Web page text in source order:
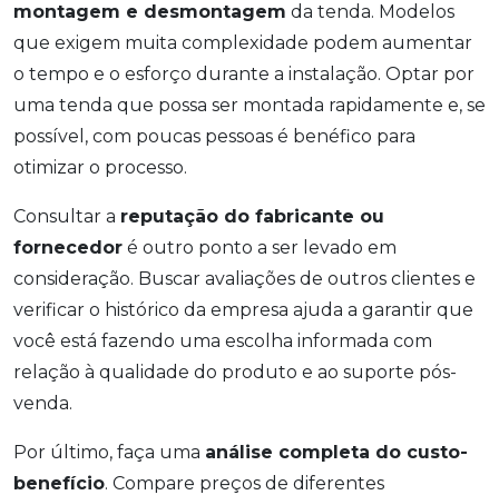
montagem e desmontagem da tenda. Modelos
que exigem muita complexidade podem aumentar
o tempo e o esforço durante a instalação. Optar por
uma tenda que possa ser montada rapidamente e, se
possível, com poucas pessoas é benéfico para
otimizar o processo.
Consultar a reputação do fabricante ou
fornecedor é outro ponto a ser levado em
consideração. Buscar avaliações de outros clientes e
verificar o histórico da empresa ajuda a garantir que
você está fazendo uma escolha informada com
relação à qualidade do produto e ao suporte pós-
venda.
Por último, faça uma análise completa do custo-
benefício. Compare preços de diferentes